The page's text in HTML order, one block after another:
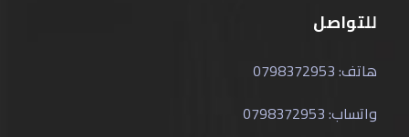
للتواصل
هاتف: 0798372953
واتساب: 0798372953